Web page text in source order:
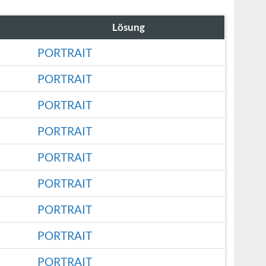
Lösung
PORTRAIT
PORTRAIT
PORTRAIT
PORTRAIT
PORTRAIT
PORTRAIT
PORTRAIT
PORTRAIT
PORTRAIT